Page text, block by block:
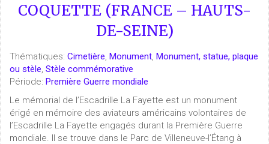
COQUETTE (FRANCE – HAUTS-
DE-SEINE)
Thématiques: Cimetière, Monument, Monument, statue, plaque
ou stèle, Stèle commémorative
Période: Première Guerre mondiale
Le mémorial de l’Escadrille La Fayette est un monument
érigé en mémoire des aviateurs américains volontaires de
l’Escadrille La Fayette engagés durant la Première Guerre
mondiale. Il se trouve dans le Parc de Villeneuve-l’Étang à